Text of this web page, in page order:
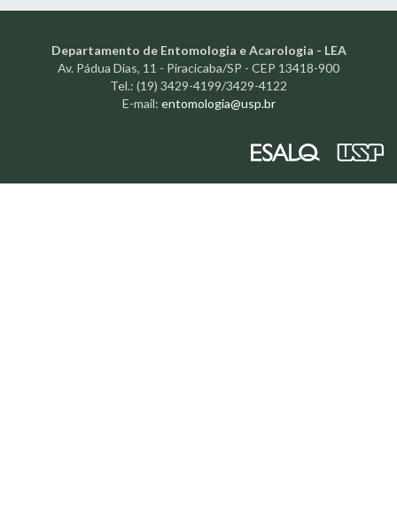
Departamento de Entomologia e Acarologia - LEA
Av. Pádua Dias, 11 - Piracicaba/SP - CEP 13418-900
Tel.: (19) 3429-4199/3429-4122
E-mail: entomologia@usp.br